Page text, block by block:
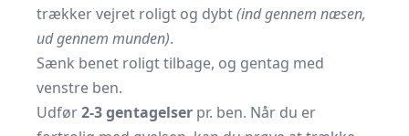
trækker vejret roligt og dybt(ind gennem næsen,
ud gennem munden).
Sænk benet roligt tilbage, og gentag med
venstre ben.
Udfør2-3 gentagelser pr. ben. Når du er